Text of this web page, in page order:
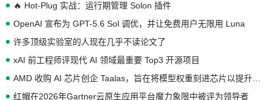
🔥 Hot-Plug 实战：运行期管理 Solon 插件
OpenAI 宣布为 GPT-5.6 Sol 调优，并让免费用户无限用 Luna
许多顶级实验室的人现在几乎不读论文了
xAI 前工程师评现代 AI 领域最重要 Top3 开源项目
红帽在2026年Gartner云原生应用平台魔力象限中被评为领导者